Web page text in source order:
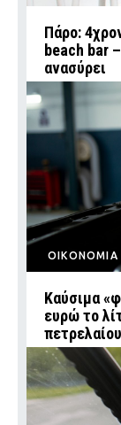
Πάρο:
beach bar
ανασύρει
ΟΙΚΟΝΟΜΙΑ
Καύσιμα
ευρώ το